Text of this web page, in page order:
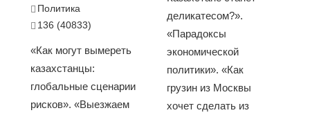
Политика
136 (40833)
«Как могут вымереть
казахстанцы:
глобальные сценарии
рисков». «Выезжаем
деликатесом?».
«Парадоксы
экономической
политики». «Как
грузин из Москвы
хочет сделать из